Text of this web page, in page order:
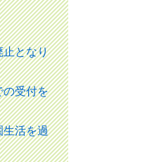
止となり
受付を
生活を過